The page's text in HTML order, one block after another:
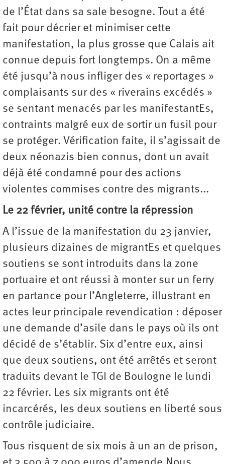
de l’État dans sa sale besogne. Tout a été
fait pour décrier et minimiser cette
manifestation, la plus grosse que Calais ait
connue depuis fort longtemps. On a même
été jusqu’à nous infliger des « reportages »
complaisants sur des « riverains excédés »
se sentant menacés par les manifestantEs,
contraints malgré eux de sortir un fusil pour
se protéger. Vérification faite, il s’agissait de
deux néonazis bien connus, dont un avait
déjà été condamné pour des actions
violentes commises contre des migrants...
Le 22 février, unité contre la répression
A l’issue de la manifestation du 23 janvier,
plusieurs dizaines de migrantEs et quelques
soutiens se sont introduits dans la zone
portuaire et ont réussi à monter sur un ferry
en partance pour l’Angleterre, illustrant en
actes leur principale revendication : déposer
une demande d’asile dans le pays où ils ont
décidé de s’établir. Six d’entre eux, ainsi
que deux soutiens, ont été arrêtés et seront
traduits devant le TGI de Boulogne le lundi
22 février. Les six migrants ont été
incarcérés, les deux soutiens en liberté sous
contrôle judiciaire.
Tous risquent de six mois à un an de prison,